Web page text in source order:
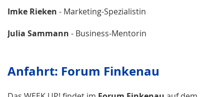
Imke Rieken - Marketing-Spezialistin
Julia Sammann - Business-Mentorin
Anfahrt: Forum Finkenau